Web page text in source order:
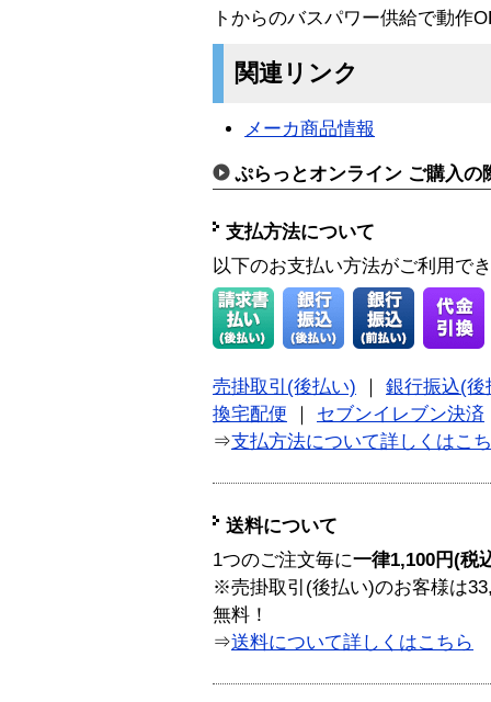
トからのバスパワー供給で動作
関連リンク
メーカ商品情報
ぷらっとオンライン ご購入の
支払方法について
以下のお支払い方法がご利用で
売掛取引(後払い)
銀行振込(後
換宅配便
セブンイレブン決済
⇒支払方法について詳しくはこ
送料について
1つのご注文毎に一律1,100円(税
※売掛取引(後払い)のお客様は
無料！
⇒送料について詳しくはこちら